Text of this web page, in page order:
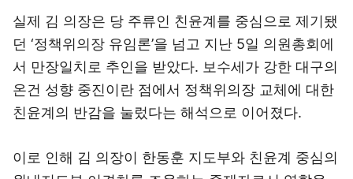
실제 김 의장은 당 주류인 친윤계를 중심으로 제기됐
던 ‘정책위의장 유임론’을 넘고 지난 5일 의원총회에
서 만장일치로 추인을 받았다. 보수세가 강한 대구의
온건 성향 중진이란 점에서 정책위의장 교체에 대한
친윤계의 반감을 눌렀다는 해석으로 이어졌다.
이로 인해 김 의장이 한동훈 지도부와 친윤계 중심의